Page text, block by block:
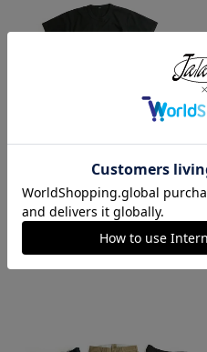
ロサンゼルスアパレル LOSANGE
LES APPAREL 1203GD 8.5オンス
半袖 バインディング ガーメント
ダイ Tシャツ